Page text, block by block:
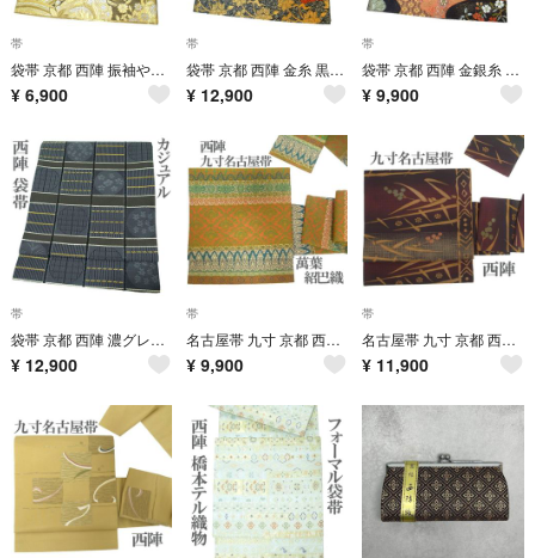
帯
袋帯 京都 西陣 振袖や訪問着に 金黒地 金糸 波 向かい鳥 成人式 振袖 正絹 絹 帯 なごみ 中古 仕立て上がり kp1258
¥ 6,900
帯
袋帯 京都 西陣 金糸 黒地 鳥 花唐草 上質 正絹 絹 フォーマル 美品 未使用 帯 なごみ 新古品 仕立て上がり kp1249
¥ 12,900
帯
袋帯 京都 西陣 金銀糸 金糸 銀糸 黒地 鶴 古典柄 四季の花 流水 正絹 フォーマル なごみ 中古 仕立て上がり kp1243
¥ 9,900
帯
袋帯 京都 西陣 濃グレー 格子 丸 桜 梅 楓 カジュアル 上質 正絹 絹 美品 帯 なごみ 新古品 仕立て上がり kp1240
¥ 12,900
帯
名古屋帯 九寸 京都 西陣 581 山喜織物 紹巴織 萬葉 万葉 全通柄 更紗 正絹 絹 なごみ 中古 仕立て上がり kp2475
¥ 9,900
帯
名古屋帯 九寸 京都 西陣 こげ茶 赤 緑 草花 カジュアル 上質 正絹 絹 販売 購入 なごみ 中古 仕立て上がり kp2473
¥ 11,900